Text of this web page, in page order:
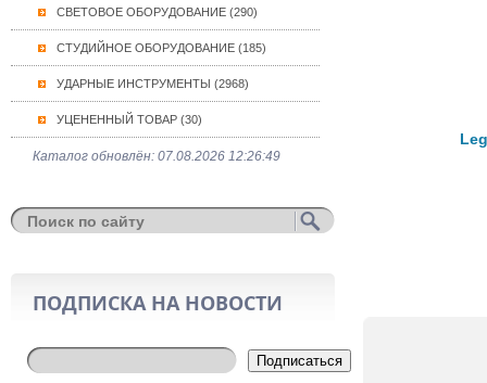
СВЕТОВОЕ ОБОРУДОВАНИЕ (290)
СТУДИЙНОЕ ОБОРУДОВАНИЕ (185)
УДАРНЫЕ ИНСТРУМЕНТЫ (2968)
УЦЕНЕННЫЙ ТОВАР (30)
Каталог обновлён: 07.08.2026 12:26:49
ПОДПИСКА НА НОВОСТИ
Подписаться